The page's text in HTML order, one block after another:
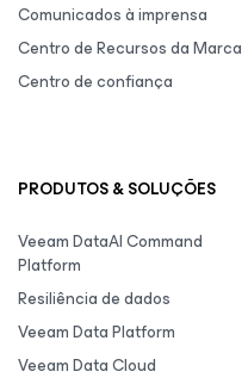
Comunicados à imprensa
Centro de Recursos da Marca
Centro de confiança
PRODUTOS & SOLUÇÕES
Veeam DataAI Command
Platform
Resiliência de dados
Veeam Data Platform
Veeam Data Cloud